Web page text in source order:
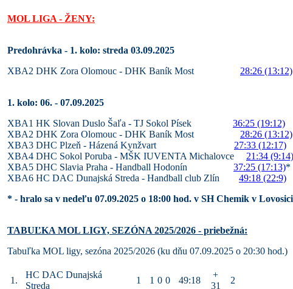
MOL LIGA - ŽENY:
Predohrávka - 1. kolo: streda 03.09.2025
XBA2 DHK Zora Olomouc - DHK Baník Most 28:26 (13:12)
1. kolo: 06. - 07.09.2025
XBA1 HK Slovan Duslo Šaľa - TJ Sokol Písek 36:25 (19:12)
XBA2 DHK Zora Olomouc - DHK Baník Most 28:26 (13:12)
XBA3 DHC Plzeň - Házená Kynžvart 27:33 (12:17)
XBA4 DHC Sokol Poruba - MŠK IUVENTA Michalovce 21:34 (9:14)
XBA5 DHC Slavia Praha - Handball Hodonín 37:25 (17:13)*
XBA6 HC DAC Dunajská Streda - Handball club Zlín 49:18 (22:9)
* - hralo sa v nedeľu 07.09.2025 o 18:00 hod. v SH Chemik v
TABUĽKA MOL LIGY, SEZÓNA 2025/2026 - priebežná:
Tabuľka MOL ligy, sezóna 2025/2026 (ku dňu 07.09.2025 o 20:30 hod.)
1.
HC DAC Dunajská
Streda
1 1 0 0 49:18
+
31
2